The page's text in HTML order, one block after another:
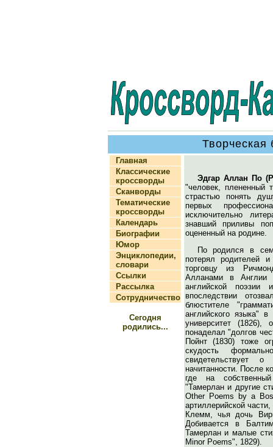
Главная
Классические
кроссворды
Сканворды
Тематические
кроссворды
Календарь
Биографии
Юмор
Энциклопедии,
словари
Ссылки
Рассылка
Сотрудничество
Сегодня
родились...
Эдгар Аллан По
"человек, плененный
страстью понять
первых
исключительно
знавший приливы
оцененный на родине.
По родился в
потерял родителей
торговцу из
Алланами в Англии
английской
впоследствии
блюстителе
английского языка"
университет (1826),
понаделал "долгов
Пойнт (1830) тоже
скудость
свидетельствует
начитанности. После
где на
"Тамерлан и другие
Other Poems by a
артиллерийской
Клемм, чья дочь
Добивается в
Тамерлан и малые
Minor Poems", 1829).